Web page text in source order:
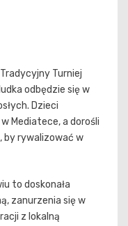
Turniej
odbędzie się w
Dzieci
Mediatece, a dorośli
by rywalizować w
to doskonała
zanurzenia się w
z lokalną